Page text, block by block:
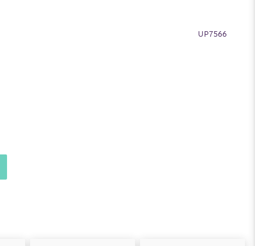
UP7566